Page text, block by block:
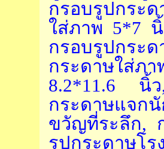
กรอบรูปกระ
ใส่ภาพ 5*7
กรอบรูปกร
กระดาษใส่ภ
8.2*11.6 นิ้
กระดาษแจก
ขวัญที่ระลึก,
รูปกระดาษโร